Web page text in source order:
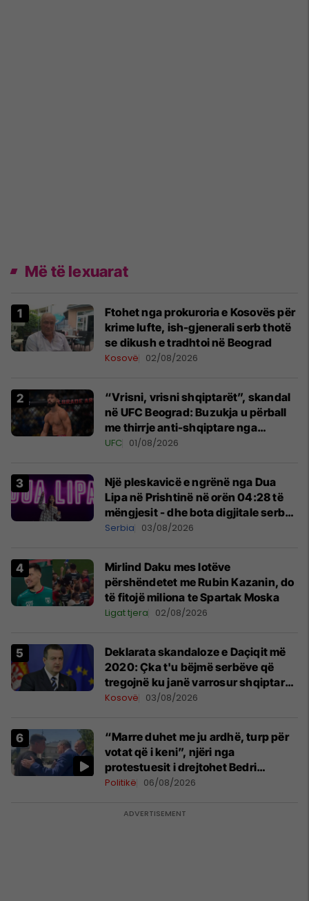
Më të lexuarat
Ftohet nga prokuroria e Kosovës për
krime lufte, ish-gjenerali serb thotë
se dikush e tradhtoi në Beograd
Kosovë 02/08/2026
“Vrisni, vrisni shqiptarët”, skandal
në UFC Beograd: Buzukja u përball
me thirrje anti-shqiptare nga
tribunat
UFC 01/08/2026
Një pleskavicë e ngrënë nga Dua
Lipa në Prishtinë në orën 04:28 të
mëngjesit - dhe bota digjitale serbe
shpall gjendjen e luftës
Serbia 03/08/2026
Mirlind Daku mes lotëve
përshëndetet me Rubin Kazanin, do
të fitojë miliona te Spartak Moska
Ligat tjera 02/08/2026
​Deklarata skandaloze e Daçiqit më
2020: Çka t'u bëjmë serbëve që
tregojnë ku janë varrosur shqiptarët
në Serbi
Kosovë 03/08/2026
“Marre duhet me ju ardhë, turp për
votat që i keni”, njëri nga
protestuesit i drejtohet Bedri
Hamzës
Politikë 06/08/2026